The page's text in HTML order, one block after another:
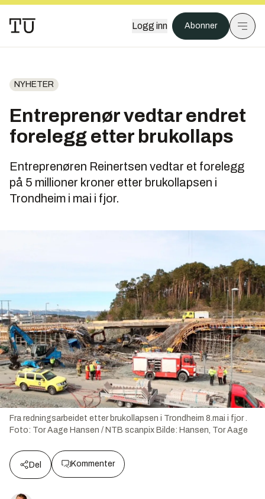
Logg inn Abonner
NYHETER
Entreprenør vedtar endret
forelegg etter brukollaps
Entreprenøren Reinertsen vedtar et forelegg
på 5 millioner kroner etter brukollapsen i
Trondheim i mai i fjor.
Fra redningsarbeidet etter brukollapsen i Trondheim 8.mai i fjor .
Foto: Tor Aage Hansen / NTB scanpix Bilde: Hansen, Tor Aage
Del Kommenter